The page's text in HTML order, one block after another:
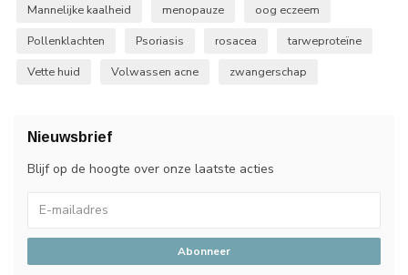
Mannelijke kaalheid
menopauze
oog eczeem
Pollenklachten
Psoriasis rosacea
tarweproteïne
Vette huid
Volwassen acne zwangerschap
Nieuwsbrief
Blijf op de hoogte over onze laatste acties
Abonneer